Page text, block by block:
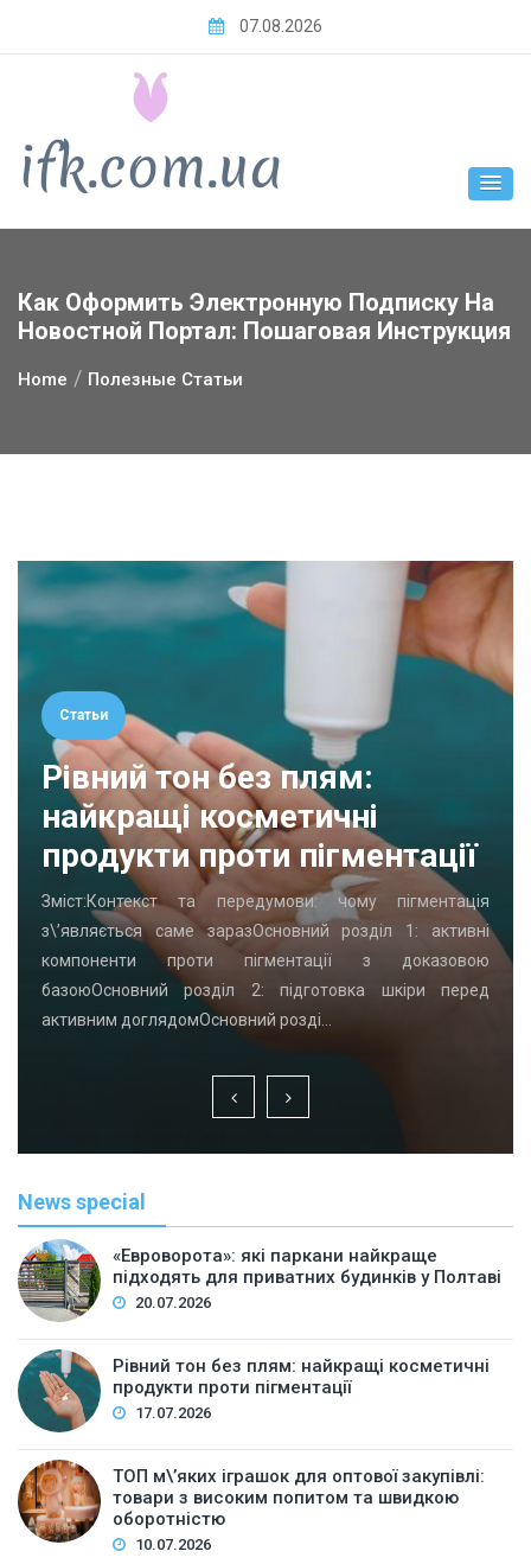
07.08.2026
Как Оформить Электронную Подписку На
Новостной Портал: Пошаговая Инструкция
Home Полезные Статьи
Статьи
Рівний тон без плям:
найкращі косметичні
продукти проти пігментації
Зміст:Контекст та передумови: чому пігментація
з\’являється саме заразОсновний розділ 1: активні
компоненти проти пігментації з доказовою
базоюОсновний розділ 2: підготовка шкіри перед
активним доглядомОсновний розді…
News special
«Евроворота»: які паркани найкраще
підходять для приватних будинків у Полтаві
20.07.2026
Рівний тон без плям: найкращі косметичні
продукти проти пігментації
17.07.2026
ТОП м\’яких іграшок для оптової закупівлі:
товари з високим попитом та швидкою
оборотністю
10.07.2026